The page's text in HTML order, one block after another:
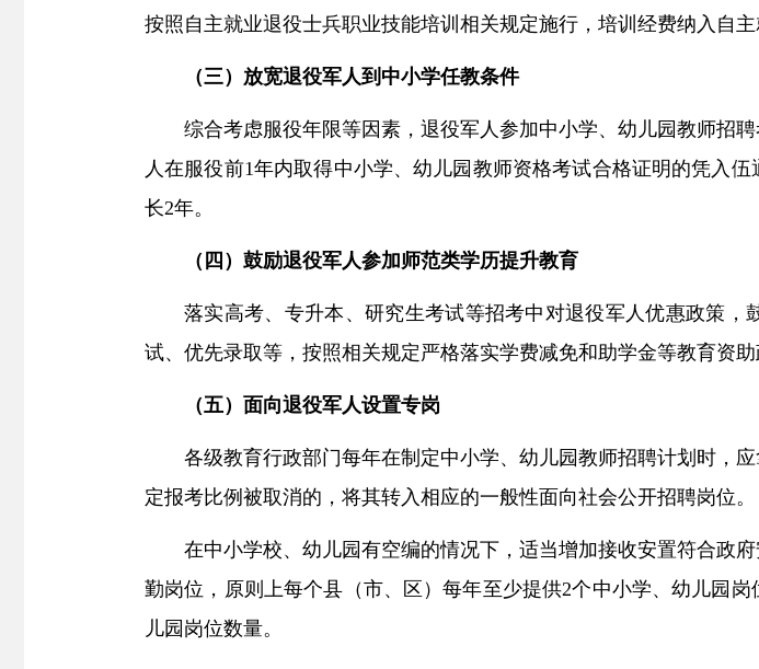
按照自主就业退役士兵职业技能培训相关规定施行，培训经费纳入自
（三）放宽退役军人到中小学任教条件
综合考虑服役年限等因素，退役军人参加中小学、幼儿园教师招聘
人在服役前1年内取得中小学、幼儿园教师资格考试合格证明的凭入
长2年。
（四）鼓励退役军人参加师范类学历提升教育
落实高考、专升本、研究生考试等招考中对退役军人优惠政策
试、优先录取等，按照相关规定严格落实学费减免和助学金等教育资助
（五）面向退役军人设置专岗
各级教育行政部门每年在制定中小学、幼儿园教师招聘计划时，应
定报考比例被取消的，将其转入相应的一般性面向社会公开招聘岗位。
在中小学校、幼儿园有空编的情况下，适当增加接收安置符合政
勤岗位，原则上每个县（市、区）每年至少提供2个中小学、幼儿园
儿园岗位数量。